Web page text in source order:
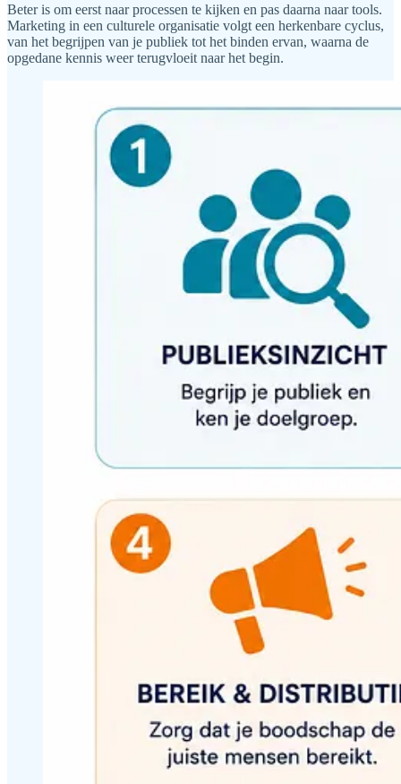
Beter is om eerst naar processen te kijken en pas daarna naar tools.
Marketing in een culturele organisatie volgt een herkenbare cyclus,
van het begrijpen van je publiek tot het binden ervan, waarna de
opgedane kennis weer terugvloeit naar het begin.